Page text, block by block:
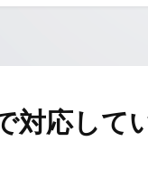
対応して